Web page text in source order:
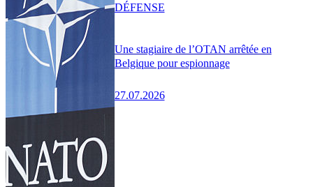
Une stagiaire de l’OTAN arrêtée en
Belgique pour espionnage
27.07.2026
DÉFENSE